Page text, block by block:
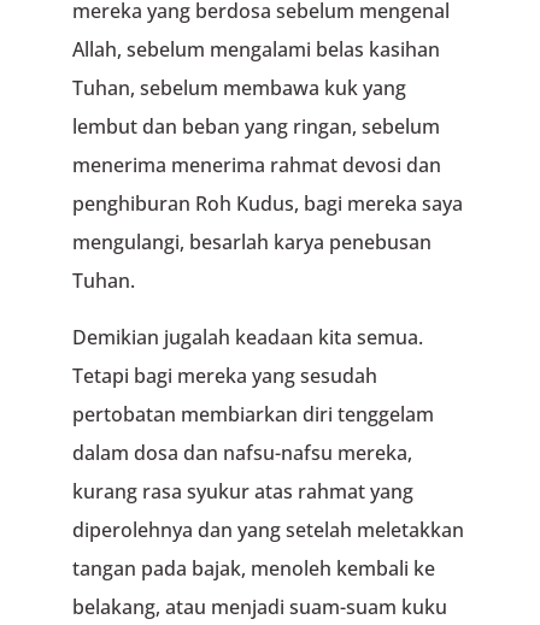
mereka yang berdosa sebelum mengenal
Allah, sebelum mengalami belas kasihan
Tuhan, sebelum membawa kuk yang
lembut dan beban yang ringan, sebelum
menerima menerima rahmat devosi dan
penghiburan Roh Kudus, bagi mereka saya
mengulangi, besarlah karya penebusan
Tuhan.
Demikian jugalah keadaan kita semua.
Tetapi bagi mereka yang sesudah
pertobatan membiarkan diri tenggelam
dalam dosa dan nafsu-nafsu mereka,
kurang rasa syukur atas rahmat yang
diperolehnya dan yang setelah meletakkan
tangan pada bajak, menoleh kembali ke
belakang, atau menjadi suam-suam kuku